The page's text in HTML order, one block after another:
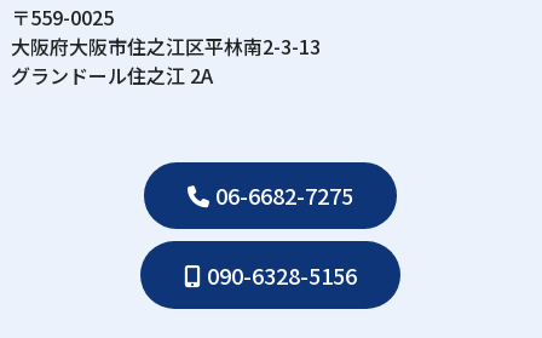
〒559-0025
⼤阪府⼤阪市住之江区平林南2-3-13
グランドール住之江 2A
06-6682-7275
090-6328-5156